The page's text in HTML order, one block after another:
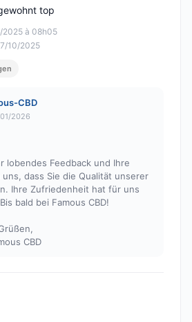
2025 à 08h05
10/2025
top
CBD
2026
lobendes Feedback und Ihre
dass Sie die Qualität unserer
Ihre Zufriedenheit hat für uns
bald bei Famous CBD!
CBD
5